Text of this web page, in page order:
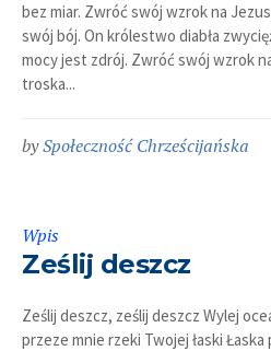
bez miar. Zwróć swój wzrok na
swój bój. On królestwo diabła
mocy jest zdrój. Zwróć swój wzrok
troska...
bySpołeczność Chrześcijańska
Wpis
Ześlij deszcz
Ześlij deszcz, ześlij deszcz Wylej
przeze mnie rzeki Twojej łaski Łaska